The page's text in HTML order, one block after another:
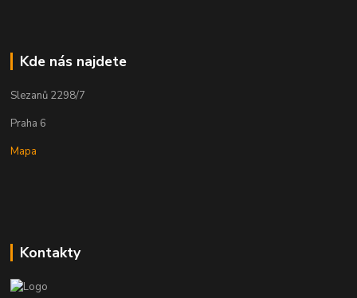
Kde nás najdete
Slezanů 2298/7
Praha 6
Mapa
Kontakty